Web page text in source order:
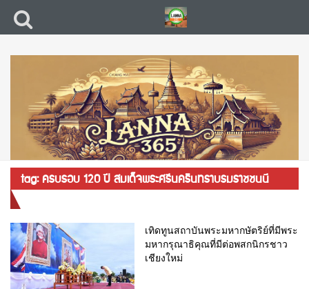
tag: ครบรอบ 120 ปี สมเด็จพระศรีนครินทราบรมราชชนนี
เทิดทูนสถาบันพระมหากษัตริย์ที่มีพระ
มหากรุณาธิคุณที่มีต่อพสกนิกรชาว
เชียงใหม่